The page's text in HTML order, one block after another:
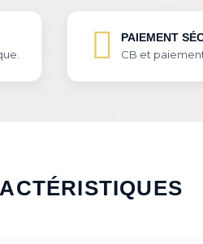
PAIEMENT
CB et